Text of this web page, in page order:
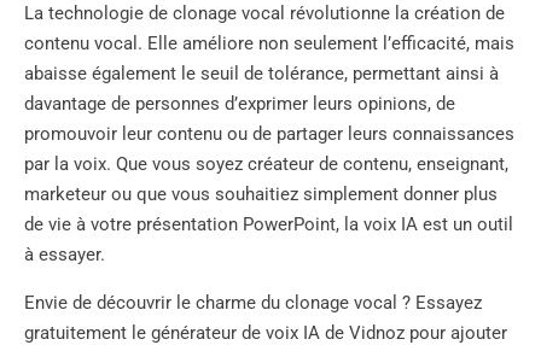
La technologie de clonage vocal révolutionne la création de
contenu vocal. Elle améliore non seulement l’efficacité, mais
abaisse également le seuil de tolérance, permettant ainsi à
davantage de personnes d’exprimer leurs opinions, de
promouvoir leur contenu ou de partager leurs connaissances
par la voix. Que vous soyez créateur de contenu, enseignant,
marketeur ou que vous souhaitiez simplement donner plus
de vie à votre présentation PowerPoint, la voix IA est un outil
à essayer.
Envie de découvrir le charme du clonage vocal ? Essayez
gratuitement le générateur de voix IA de Vidnoz pour ajouter